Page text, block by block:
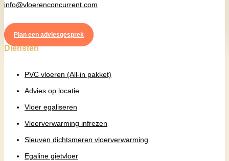
info@vloerenconcurrent.com
Plan een adviesgesprek
Diensten
PVC vloeren (All-in pakket)
Advies op locatie
Vloer egaliseren
Vloerverwarming infrezen
Sleuven dichtsmeren vloerverwarming
Egaline gietvloer